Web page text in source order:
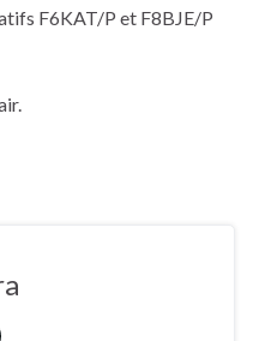
F6KAT/P et F8BJE/P